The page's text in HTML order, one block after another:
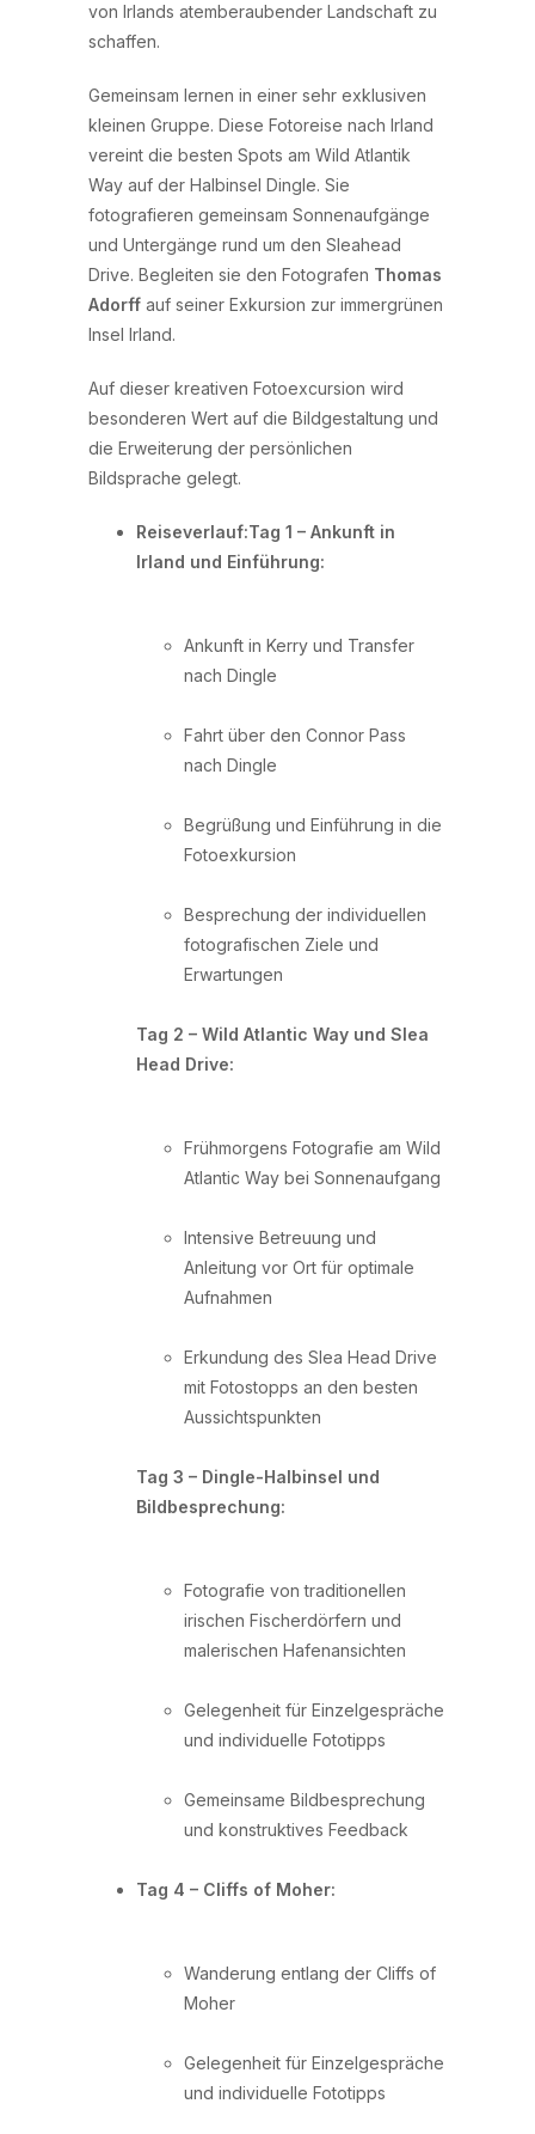
von Irlands atemberaubender Landschaft zu
schaffen.
Gemeinsam lernen in einer sehr exklusiven
kleinen Gruppe. Diese Fotoreise nach Irland
vereint die besten Spots am Wild Atlantik
Way auf der Halbinsel Dingle. Sie
fotografieren gemeinsam Sonnenaufgänge
und Untergänge rund um den Sleahead
Drive. Begleiten sie den Fotografen Thomas
Adorff auf seiner Exkursion zur immergrünen
Insel Irland.
Auf dieser kreativen Fotoexcursion wird
besonderen Wert auf die Bildgestaltung und
die Erweiterung der persönlichen
Bildsprache gelegt.
Reiseverlauf:Tag 1 – Ankunft in
Irland und Einführung:
Ankunft in Kerry und Transfer
nach Dingle
Fahrt über den Connor Pass
nach Dingle
Begrüßung und Einführung in die
Fotoexkursion
Besprechung der individuellen
fotografischen Ziele und
Erwartungen
Tag 2 – Wild Atlantic Way und Slea
Head Drive:
Frühmorgens Fotografie am Wild
Atlantic Way bei Sonnenaufgang
Intensive Betreuung und
Anleitung vor Ort für optimale
Aufnahmen
Erkundung des Slea Head Drive
mit Fotostopps an den besten
Aussichtspunkten
Tag 3 – Dingle-Halbinsel und
Bildbesprechung:
Fotografie von traditionellen
irischen Fischerdörfern und
malerischen Hafenansichten
Gelegenheit für Einzelgespräche
und individuelle Fototipps
Gemeinsame Bildbesprechung
und konstruktives Feedback
Tag 4 – Cliffs of Moher:
Wanderung entlang der Cliffs of
Moher
Gelegenheit für Einzelgespräche
und individuelle Fototipps